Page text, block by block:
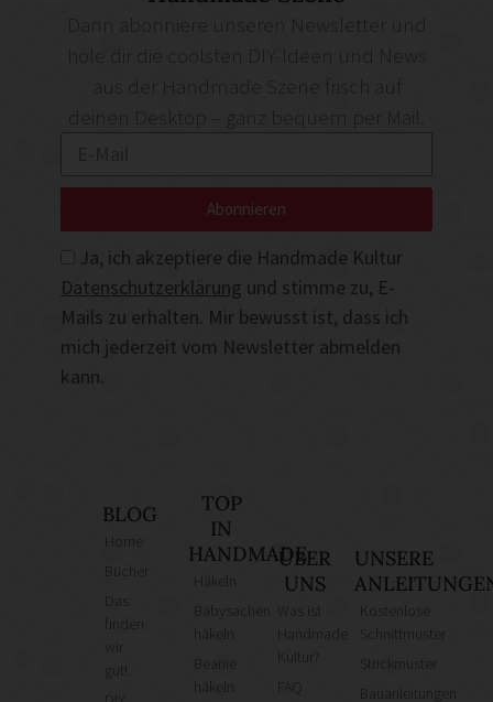
deinen Desktop – ganz bequem per Mail.
Ja, ich akzeptiere die Handmade Kultur
Datenschutzerklärung und stimme zu, E-
Mails zu erhalten. Mir bewusst ist, dass ich
mich jederzeit vom Newsletter abmelden
kann.
Abonnieren
BLOG
finden
gut!
TOP
IN
HANDMADE
häkeln
ÜBER
UNS
Was ist
Kultur?
UNSERE
Kostenlose
Schnittmuster
Strickmuster
Bauanleitungen